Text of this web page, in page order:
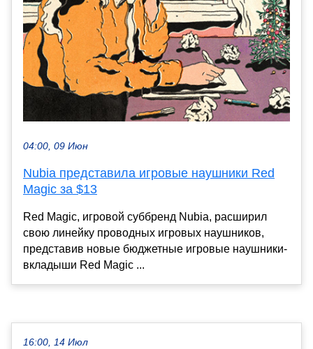
04:00, 09 Июн
Nubia представила игровые наушники Red
Magic за $13
Red Magic, игровой суббренд Nubia, расширил
свою линейку проводных игровых наушников,
представив новые бюджетные игровые наушники-
вкладыши Red Magic ...
16:00, 14 Июл